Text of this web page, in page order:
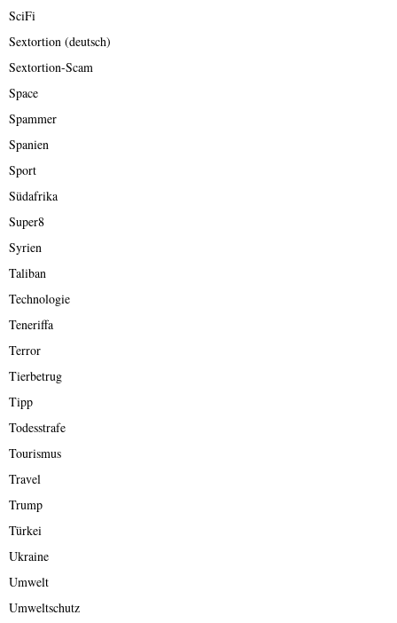
SciFi
Sextortion (deutsch)
Sextortion-Scam
Space
Spammer
Spanien
Sport
Südafrika
Super8
Syrien
Taliban
Technologie
Teneriffa
Terror
Tierbetrug
Tipp
Todesstrafe
Tourismus
Travel
Trump
Türkei
Ukraine
Umwelt
Umweltschutz